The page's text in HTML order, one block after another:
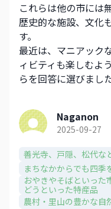
これらは他の市には
歴史的な施設、文化
す。
最近は、マニアック
ィビティも楽しむよ
らを回答に選びました
Naganon
2025-09-27
善光寺、戸隠、松代な
まちなかからでも四季
おやきやそばといった
どうといった特産品​
農村・里山の豊かな自